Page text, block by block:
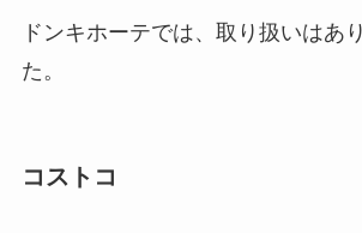
ドンキホーテでは、取り扱いはあ
た。
コストコ